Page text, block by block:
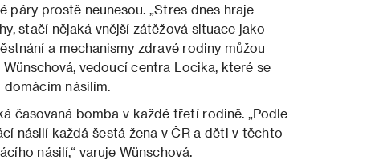
páry prostě neunesou. „Stres dnes hraje
stačí nějaká vnější zátěžová situace jako
a mechanismy zdravé rodiny můžou
vedoucí centra Locika, které se
násilím.
časovaná bomba v každé třetí rodině. „Podle
násilí každá šestá žena v ČR a děti v těchto
násilí,“ varuje Wünschová.